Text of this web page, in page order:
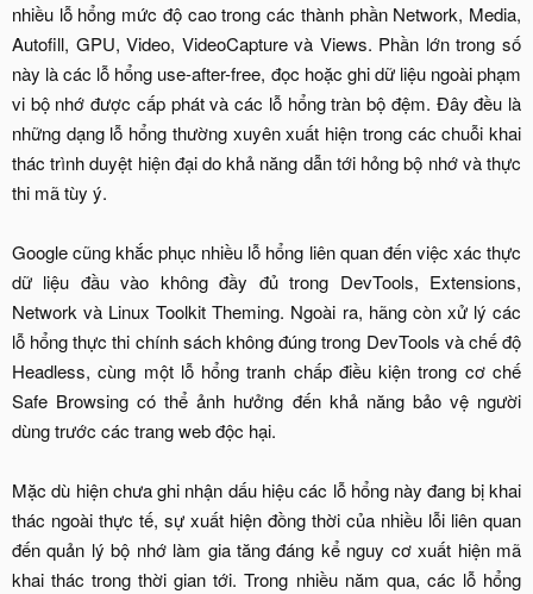
nhiều lỗ hổng mức độ cao trong các thành phần Network, Media,
Autofill, GPU, Video, VideoCapture và Views. Phần lớn trong số
này là các lỗ hổng use-after-free, đọc hoặc ghi dữ liệu ngoài phạm
vi bộ nhớ được cấp phát và các lỗ hổng tràn bộ đệm. Đây đều là
những dạng lỗ hổng thường xuyên xuất hiện trong các chuỗi khai
thác trình duyệt hiện đại do khả năng dẫn tới hỏng bộ nhớ và thực
thi mã tùy ý.
Google cũng khắc phục nhiều lỗ hổng liên quan đến việc xác thực
dữ liệu đầu vào không đầy đủ trong DevTools, Extensions,
Network và Linux Toolkit Theming. Ngoài ra, hãng còn xử lý các
lỗ hổng thực thi chính sách không đúng trong DevTools và chế độ
Headless, cùng một lỗ hổng tranh chấp điều kiện trong cơ chế
Safe Browsing có thể ảnh hưởng đến khả năng bảo vệ người
dùng trước các trang web độc hại.
Mặc dù hiện chưa ghi nhận dấu hiệu các lỗ hổng này đang bị khai
thác ngoài thực tế, sự xuất hiện đồng thời của nhiều lỗi liên quan
đến quản lý bộ nhớ làm gia tăng đáng kể nguy cơ xuất hiện mã
khai thác trong thời gian tới. Trong nhiều năm qua, các lỗ hổng